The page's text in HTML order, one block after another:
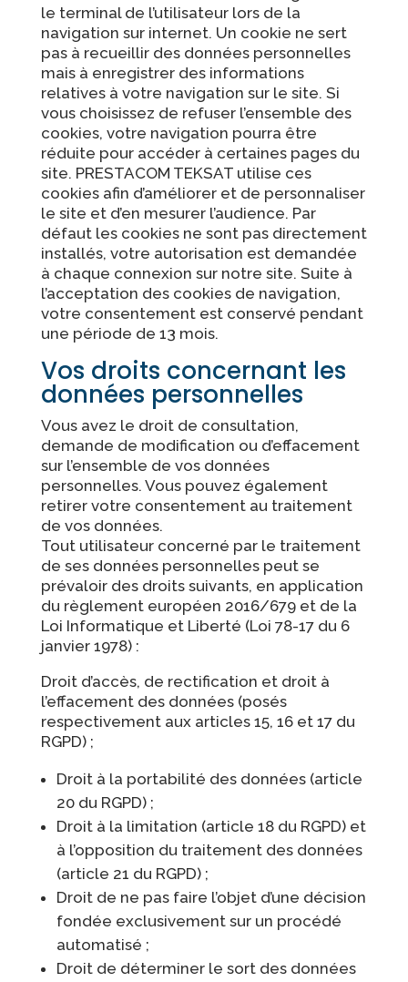
le terminal de l’utilisateur lors de la
navigation sur internet. Un cookie ne sert
pas à recueillir des données personnelles
mais à enregistrer des informations
relatives à votre navigation sur le site. Si
vous choisissez de refuser l’ensemble des
cookies, votre navigation pourra être
réduite pour accéder à certaines pages du
site. PRESTACOM TEKSAT utilise ces
cookies afin d’améliorer et de personnaliser
le site et d’en mesurer l’audience. Par
défaut les cookies ne sont pas directement
installés, votre autorisation est demandée
à chaque connexion sur notre site. Suite à
l’acceptation des cookies de navigation,
votre consentement est conservé pendant
une période de 13 mois.
Vos droits concernant les
données personnelles
Vous avez le droit de consultation,
demande de modification ou d’effacement
sur l’ensemble de vos données
personnelles. Vous pouvez également
retirer votre consentement au traitement
de vos données.
Tout utilisateur concerné par le traitement
de ses données personnelles peut se
prévaloir des droits suivants, en application
du règlement européen 2016/679 et de la
Loi Informatique et Liberté (Loi 78-17 du 6
janvier 1978) :
Droit d’accès, de rectification et droit à
l’effacement des données (posés
respectivement aux articles 15, 16 et 17 du
RGPD) ;
Droit à la portabilité des données (article
20 du RGPD) ;
Droit à la limitation (article 18 du RGPD) et
à l’opposition du traitement des données
(article 21 du RGPD) ;
Droit de ne pas faire l’objet d’une décision
fondée exclusivement sur un procédé
automatisé ;
Droit de déterminer le sort des données